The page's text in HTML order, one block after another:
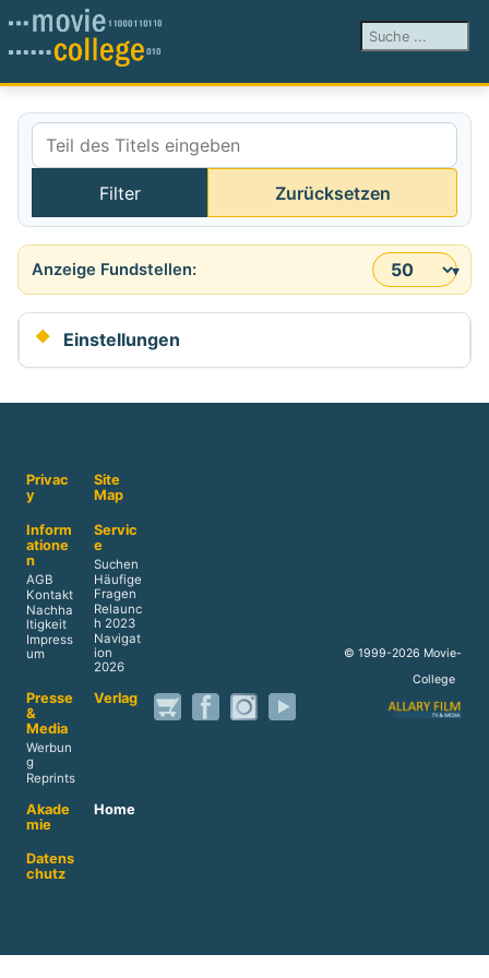
Suchen ...
Teil des Titels eingeben
Filter Zurücksetzen
Anzeige #
Einstellungen
Privac
y
Site
Map
Inform
atione
n
AGB
Kontakt
Nachha
ltigkeit
Impress
um
Servic
e
Suchen
Häufige
Fragen
Relaunc
h 2023
Navigat
ion
2026
Presse
&
Media
Werbun
g
Reprints
Verlag
Akade
mie
Home
Datens
chutz
© 1999-2026 Movie-
College